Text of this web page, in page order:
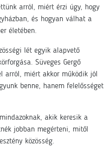
arról, miért érzi úgy, hogy
és hogyan válhat a
életében.
lét egyik alapvető
Süveges Gergő
arról, miért akkor működik jól
benne, hanem felelősséget
akik keresik a
jobban megérteni, mitől
közösség.